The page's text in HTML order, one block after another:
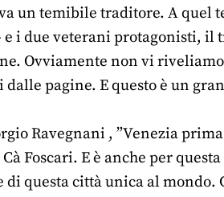
un temibile traditore. A quel
i due veterani protagonisti, il
Ovviamente non vi riveliamo
pagine. E questo è un
Ravegnani , ”Venezia
Foscari. E è anche per
questa città unica al mondo.